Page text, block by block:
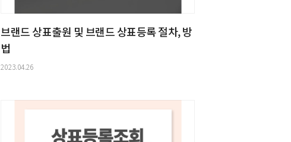
브랜드 상표출원 및 브랜드 상표등록 절차, 방
법
2023.04.26